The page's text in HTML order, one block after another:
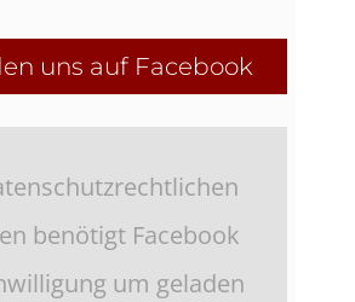
uns auf Facebook
benötigt Facebook
um geladen